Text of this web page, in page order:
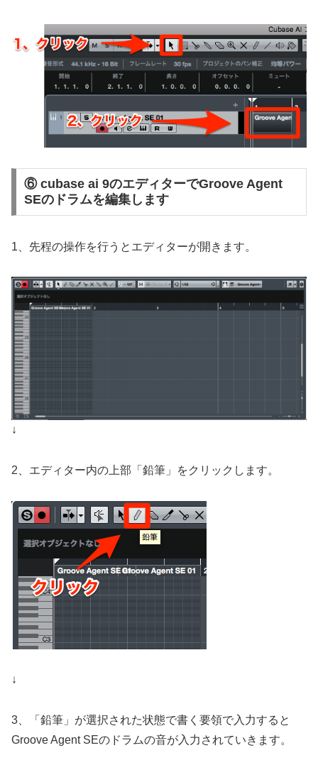
⑥ cubase ai 9のエディターでGroove Agent
SEのドラムを編集します
1、先程の操作を行うとエディターが開きます。
↓
2、エディター内の上部「鉛筆」をクリックします。
↓
3、「鉛筆」が選択された状態で書く要領で入力すると
Groove Agent SEのドラムの音が入力されていきます。